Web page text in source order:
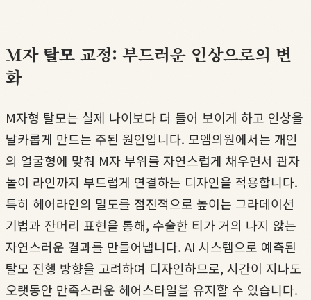
M자 탈모 교정: 부드러운 인상으로의 변
화
M자형 탈모는 실제 나이보다 더 들어 보이게 하고 인상을
날카롭게 만드는 주된 원인입니다. 모엠의원에서는 개인
의 얼굴형에 맞춰 M자 부위를 자연스럽게 채우면서 관자
놀이 라인까지 부드럽게 연결하는 디자인을 적용합니다.
특히 헤어라인의 밀도를 점진적으로 높이는 그라데이션
기법과 잔머리 표현을 통해, 수술한 티가 거의 나지 않는
자연스러운 결과를 만들어냅니다. AI 시스템으로 예측된
탈모 진행 방향을 고려하여 디자인하므로, 시간이 지나도
오랫동안 만족스러운 헤어스타일을 유지할 수 있습니다.